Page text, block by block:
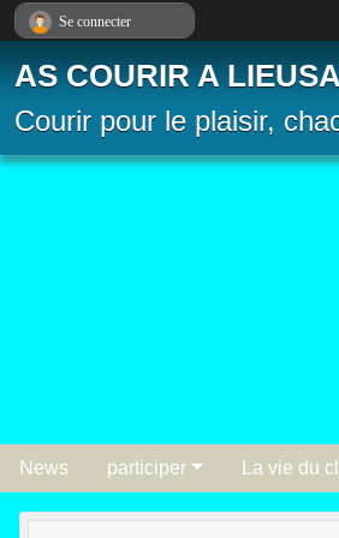
AS COURIR A
Courir pour le plaisir,
News participer La vie du
Se connecter
Panneau de gestion des cookies